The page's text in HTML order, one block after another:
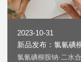
2023-10-31
新品发布：氯氰碘
dihydrate [61438-
氯氰碘柳胺钠·二水